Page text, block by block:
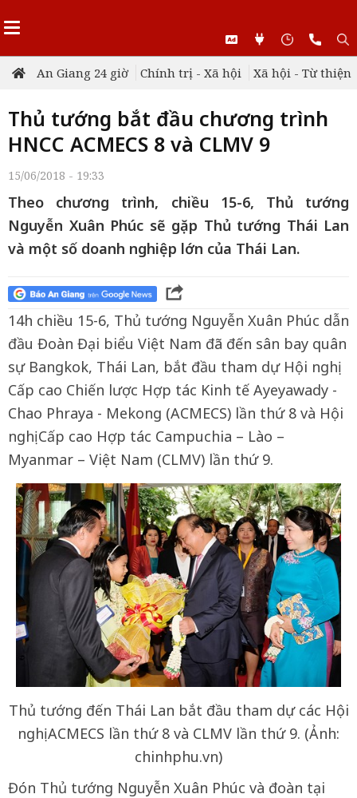
An Giang 24 giờ Chính trị - Xã hội Xã hội - Từ thiện
Thủ tướng bắt đầu chương trình
HNCC ACMECS 8 và CLMV 9
15/06/2018 - 19:33
Theo chương trình, chiều 15-6, Thủ tướng
Nguyễn Xuân Phúc sẽ gặp Thủ tướng Thái Lan
và một số doanh nghiệp lớn của Thái Lan.
14h chiều 15-6, Thủ tướng Nguyễn Xuân Phúc dẫn
đầu Đoàn Đại biểu Việt Nam đã đến sân bay quân
sự Bangkok, Thái Lan, bắt đầu tham dự Hội nghị
Cấp cao Chiến lược Hợp tác Kinh tế Ayeyawady -
Chao Phraya - Mekong (ACMECS) lần thứ 8 và Hội
nghị Cấp cao Hợp tác Campuchia – Lào –
Myanmar – Việt Nam (CLMV) lần thứ 9.
Thủ tướng đến Thái Lan bắt đầu tham dự các Hội
nghị ACMECS lần thứ 8 và CLMV lần thứ 9. (Ảnh:
chinhphu.vn)
Đón Thủ tướng Nguyễn Xuân Phúc và đoàn tại